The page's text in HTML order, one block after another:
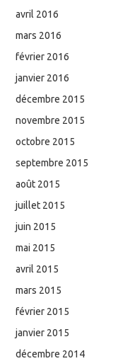
avril 2016
mars 2016
février 2016
janvier 2016
décembre 2015
novembre 2015
octobre 2015
septembre 2015
août 2015
juillet 2015
juin 2015
mai 2015
avril 2015
mars 2015
février 2015
janvier 2015
décembre 2014